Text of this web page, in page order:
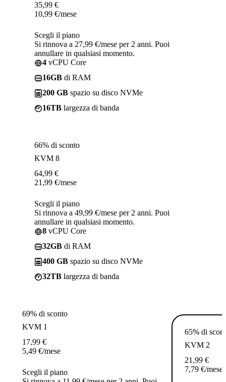
35,99 €
10,99 €/mese
Scegli il piano
Si rinnova a 27,99 €/mese per 2 anni. Puoi
annullare in qualsiasi momento.
4 vCPU Core
16GB di RAM
200 GB spazio su disco NVMe
16TB largezza di banda
66% di sconto
KVM 8
64,99 €
21,99 €/mese
Scegli il piano
Si rinnova a 49,99 €/mese per 2 anni. Puoi
annullare in qualsiasi momento.
8 vCPU Core
32GB di RAM
400 GB spazio su disco NVMe
32TB largezza di banda
69% di sconto
KVM 1
17,99 €
5,49 €/mese
Scegli il piano
65% di
KVM 2
21,99 €
7,79 €/mese